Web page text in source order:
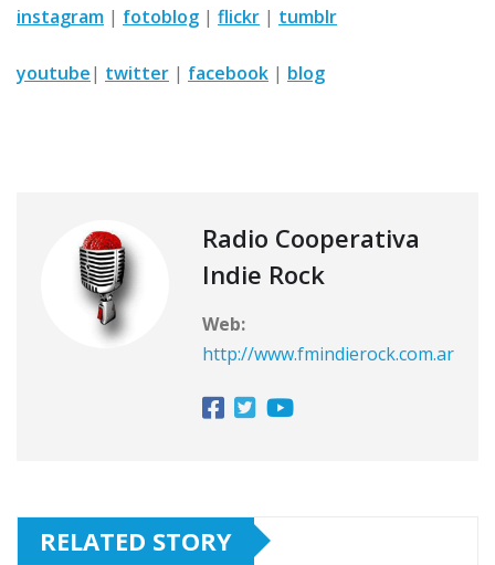
instagram | fotoblog | flickr | tumblr
youtube| twitter | facebook | blog
Radio Cooperativa
Indie Rock
Web:
http://www.fmindierock.com.ar
RELATED STORY